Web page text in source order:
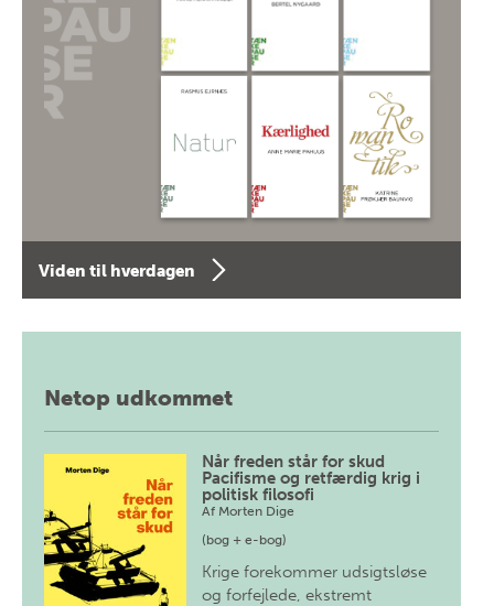
Viden til hverdagen
Netop udkommet
Når freden står for skud
Pacifisme og retfærdig krig i
politisk filosofi
Af Morten Dige
(bog + e-bog)
Krige forekommer udsigtsløse
og forfejlede, ekstremt